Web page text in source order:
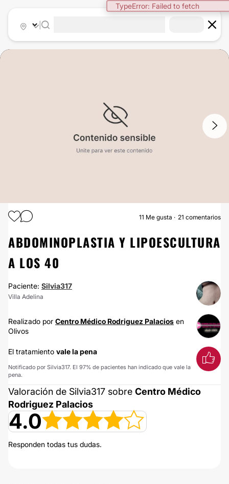
TypeError: Failed to fetch
ABDOMINOPLASTÍA
11 Me gusta 21 comentarios
ABDOMINOPLASTIA Y LIPOESCULTURA
A LOS 40
Paciente: Silvia317
Villa Adelina
Realizado por Centro Médico Rodriguez Palacios en
Olivos
El tratamiento vale la pena
Notificado por Silvia317. El 97% de pacientes han indicado que vale la
pena.
Valoración de Silvia317 sobre Centro Médico
Rodriguez Palacios
4.0
Responden todas tus dudas.